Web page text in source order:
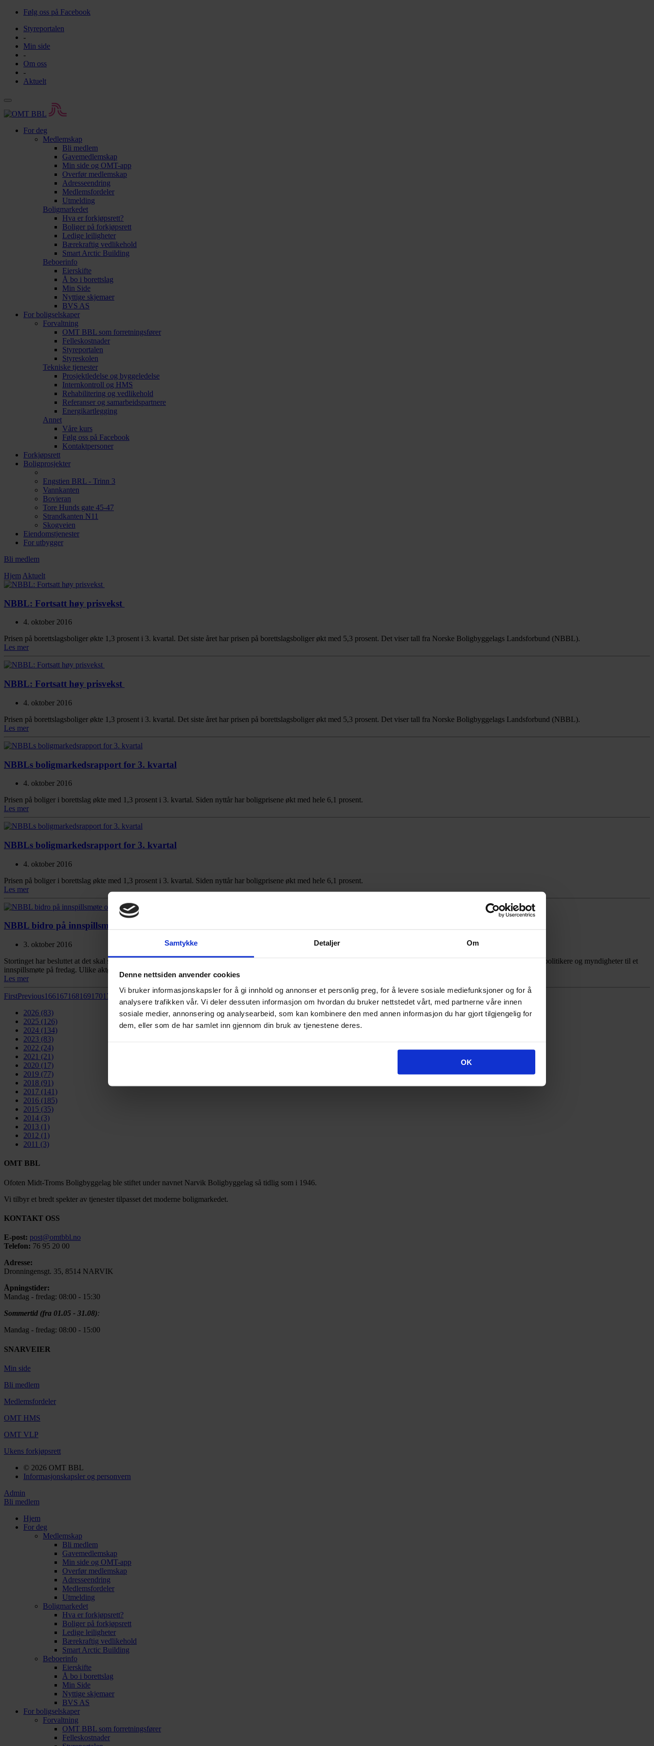
Samtykke Detaljer Om
Denne nettsiden anvender cookies
Vi bruker informasjonskapsler for å gi innhold og annonser et personlig preg, for å levere sosiale mediefunksjoner og for å
analysere trafikken vår. Vi deler dessuten informasjon om hvordan du bruker nettstedet vårt, med partnerne våre innen
sosiale medier, annonsering og analysearbeid, som kan kombinere den med annen informasjon du har gjort tilgjengelig for
dem, eller som de har samlet inn gjennom din bruk av tjenestene deres.
OK
Følg oss på Facebook
Styreportalen
-
Min side
-
Om oss
-
Aktuelt
For deg
Medlemskap
Bli medlem
Gavemedlemskap
Min side og OMT-app
Overfør medlemskap
Adresseendring
Medlemsfordeler
Utmelding
Boligmarkedet
Hva er forkjøpsrett?
Boliger på forkjøpsrett
Ledige leiligheter
Bærekraftig vedlikehold
Smart Arctic Building
Beboerinfo
Eierskifte
Å bo i borettslag
Min Side
Nyttige skjemaer
BVS AS
For boligselskaper
Forvaltning
OMT BBL som forretningsfører
Felleskostnader
Styreportalen
Styreskolen
Tekniske tjenester
Prosjektledelse og byggeledelse
Internkontroll og HMS
Rehabilitering og vedlikehold
Referanser og samarbeidspartnere
Energikartlegging
Annet
Våre kurs
Følg oss på Facebook
Kontaktpersoner
Forkjøpsrett
Boligprosjekter
Engstien BRL - Trinn 3
Vannkanten
Bovieran
Tore Hunds gate 45-47
Strandkanten N11
Skogveien
Eiendomstjenester
For utbygger
Bli medlem
Hjem Aktuelt
NBBL: Fortsatt høy prisvekst
4. oktober 2016
Prisen på borettslagsboliger økte 1,3 prosent i 3. kvartal. Det siste året har prisen på borettslagsboliger økt med 5,3 prosent. Det viser tall fra Norske Boligbyggelags Landsforbund (NBBL).
Les mer
NBBL: Fortsatt høy prisvekst
4. oktober 2016
Prisen på borettslagsboliger økte 1,3 prosent i 3. kvartal. Det siste året har prisen på borettslagsboliger økt med 5,3 prosent. Det viser tall fra Norske Boligbyggelags Landsforbund (NBBL).
Les mer
NBBLs boligmarkedsrapport for 3. kvartal
4. oktober 2016
Prisen på boliger i borettslag økte med 1,3 prosent i 3. kvartal. Siden nyttår har boligprisene økt med hele 6,1 prosent.
Les mer
NBBLs boligmarkedsrapport for 3. kvartal
4. oktober 2016
Prisen på boliger i borettslag økte med 1,3 prosent i 3. kvartal. Siden nyttår har boligprisene økt med hele 6,1 prosent.
Les mer
NBBL bidro på innspillsmøte om hvordan spare 10 TWh energi i eksisterende bygg innen 2030
3. oktober 2016
Stortinget har besluttet at det skal spares 10 TWh i eksisterende bygg innen 2030. NBBL inviterte derfor, sammen med BNL, Nelfo, Efo, Naturvernforbundet, Bellona og Zero, politikere og myndigheter til et
innspillsmøte på fredag. Ulike aktører delte sine forslag til hvilke virkemidler som må til for å nå dette målet.
Les mer
FirstPrevious166167168169170171
Last
2026 (83)
2025 (126)
2024 (134)
2023 (83)
2022 (24)
2021 (21)
2020 (17)
2019 (77)
2018 (91)
2017 (141)
2016 (185)
2015 (35)
2014 (3)
2013 (1)
2012 (1)
2011 (3)
OMT BBL
Ofoten Midt-Troms Boligbyggelag ble stiftet under navnet Narvik Boligbyggelag så tidlig som i 1946.
Vi tilbyr et bredt spekter av tjenester tilpasset det moderne boligmarkedet.
KONTAKT OSS
E-post: post@omtbbl.no
Telefon: 76 95 20 00
Adresse:
Dronningensgt. 35, 8514 NARVIK
Åpningstider:
Mandag - fredag: 08:00 - 15:30
Sommertid (fra 01.05 - 31.08):
Mandag - fredag: 08:00 - 15:00
SNARVEIER
Min side
Bli medlem
Medlemsfordeler
OMT HMS
OMT VLP
Ukens forkjøpsrett
© 2026 OMT BBL
Informasjonskapsler og personvern
Admin
Bli medlem
Hjem
For deg
Medlemskap
Bli medlem
Gavemedlemskap
Min side og OMT-app
Overfør medlemskap
Adresseendring
Medlemsfordeler
Utmelding
Boligmarkedet
Hva er forkjøpsrett?
Boliger på forkjøpsrett
Ledige leiligheter
Bærekraftig vedlikehold
Smart Arctic Building
Beboerinfo
Eierskifte
Å bo i borettslag
Min Side
Nyttige skjemaer
BVS AS
For boligselskaper
Forvaltning
OMT BBL som forretningsfører
Felleskostnader